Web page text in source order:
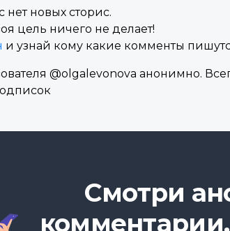
нет новых сторис.
цель ничего не делает!
и узнай кому какие комменты
@olgalevonova анонимно.
Смотри